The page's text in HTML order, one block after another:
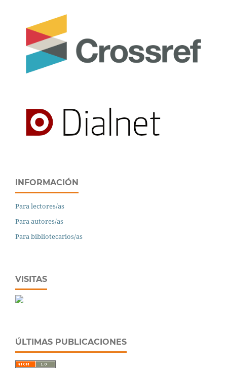
INFORMACIÓN
Para lectores/as
Para autores/as
Para bibliotecarios/as
VISITAS
ÚLTIMAS PUBLICACIONES